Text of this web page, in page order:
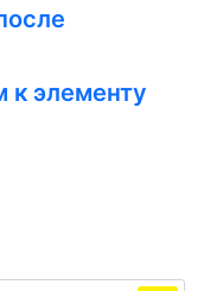
к элементу